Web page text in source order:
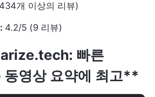
개 이상의 리뷰)
4.2/5 (9 리뷰)
빠른
영상 요약에 최고**